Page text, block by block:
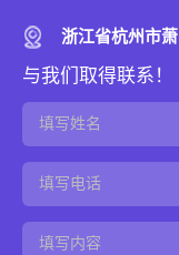
浙江省杭州市
与我们取得联系！